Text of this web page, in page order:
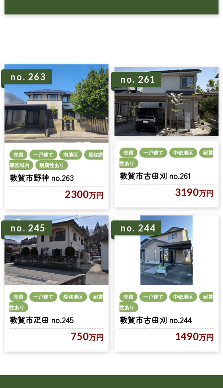
no. 263
売買 一戸建て 南地区
居住誘
導区域内
耐震性あり
敦賀市野神 no.263
2300万円
no. 261
売買 一戸建て 中郷地区
耐震
性あり
敦賀市古田刈 no.261
3190万円
no. 245
売買 一戸建て 愛発地区
耐震
性あり
敦賀市疋田 no.245
750万円
no. 244
売買 一戸建て 中郷地区
耐震
性あり
敦賀市古田刈 no.244
1490万円